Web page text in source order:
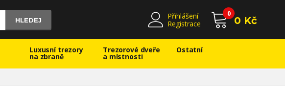
HLEDEJ
Přihlášení
Registrace
0
0 Kč
Luxusní trezory
na zbraně
Trezorové dveře
a místnosti
Ostatní